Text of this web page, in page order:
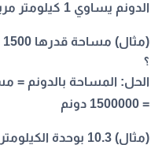
الدونم يساوي 1 كيلومتر مربع × 1000 = 1000 دونم
؟
الحل:
= 1500000 دونم
(مثال) 10.3 بوحدة الكيلومتر مربع كم يساوي بوحدة الدونم ؟